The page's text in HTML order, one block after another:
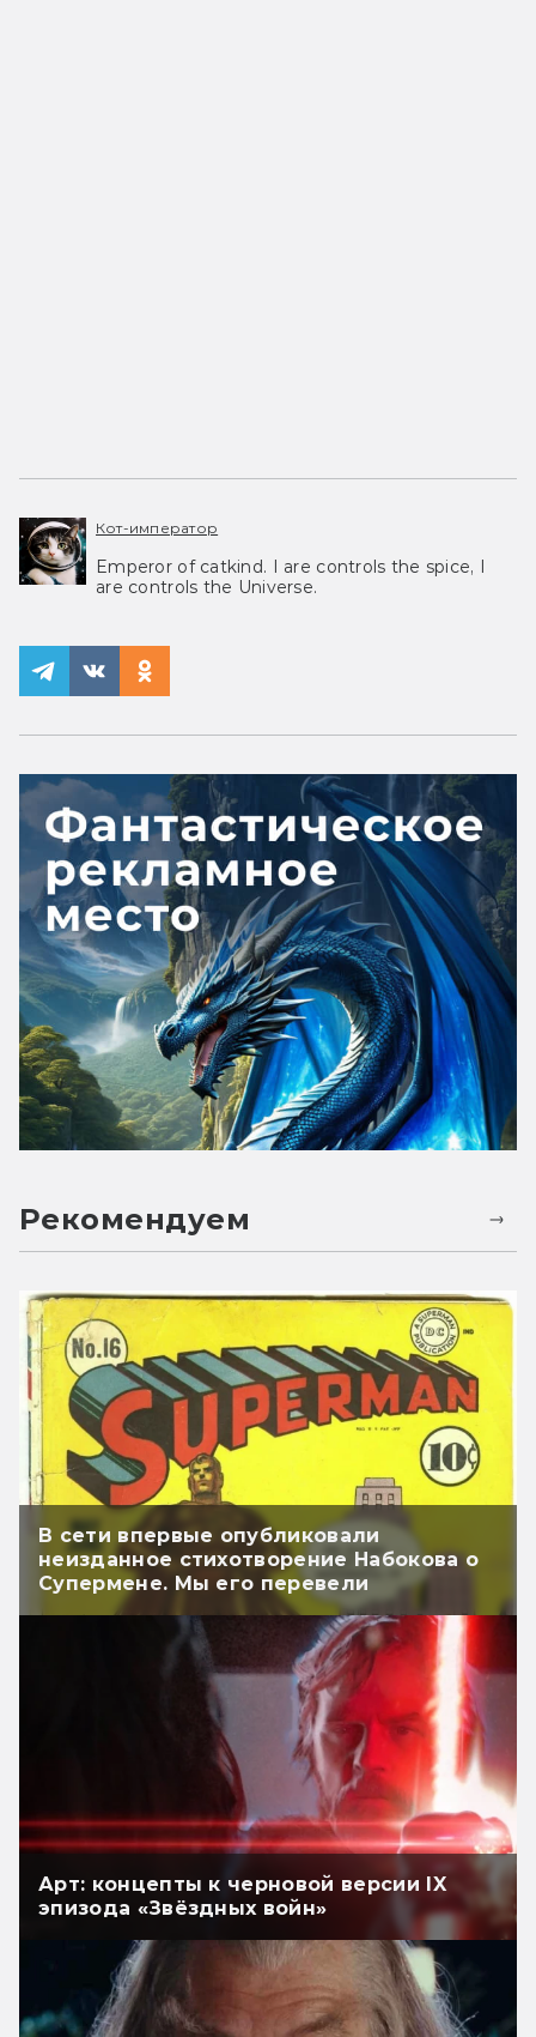
Кот-император
Emperor of catkind. I are controls the spice, I
are controls the Universe.
Рекомендуем
В сети впервые опубликовали
неизданное стихотворение Набокова о
Супермене. Мы его перевели
Арт: концепты к черновой версии IX
эпизода «Звёздных войн»